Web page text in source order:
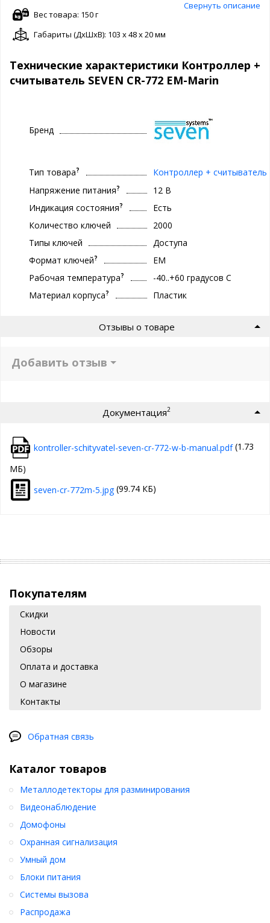
Свернуть описание
Вес товара: 150 г
Габариты (ДxШxВ): 103 x 48 x 20 мм
Технические характеристики Контроллер +
считыватель SEVEN CR-772 EM-Marin
Бренд
Тип товара?
Контроллер + считыватель
Напряжение питания?
12 В
Индикация состояния?
Есть
Количество ключей
2000
Типы ключей
Доступа
Формат ключей?
EM
Рабочая температура?
-40..+60 градуcов С
Материал корпуса? Пластик
Отзывы о товаре
Добавить отзыв
Документация2
kontroller-schityvatel-seven-cr-772-w-b-manual.pdf(1.73
МБ)
seven-cr-772m-5.jpg(99.74 КБ)
Покупателям
Скидки
Новости
Обзоры
Оплата и доставка
О магазине
Контакты
Обратная связь
Каталог товаров
Металлодетекторы для разминирования
Видеонаблюдение
Домофоны
Охранная сигнализация
Умный дом
Блоки питания
Системы вызова
Распродажа